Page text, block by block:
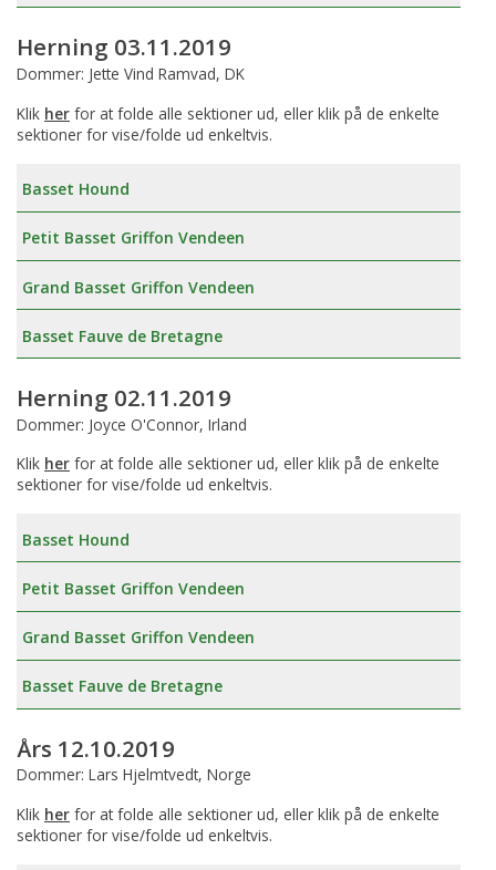
Herning 03.11.2019
Dommer: Jette Vind Ramvad, DK
Klik her for at folde alle sektioner ud, eller klik på de enkelte
sektioner for vise/folde ud enkeltvis.
Basset Hound
Petit Basset Griffon Vendeen
Grand Basset Griffon Vendeen
Basset Fauve de Bretagne
Herning 02.11.2019
Dommer: Joyce O'Connor, Irland
Klik her for at folde alle sektioner ud, eller klik på de enkelte
sektioner for vise/folde ud enkeltvis.
Basset Hound
Petit Basset Griffon Vendeen
Grand Basset Griffon Vendeen
Basset Fauve de Bretagne
Års 12.10.2019
Dommer: Lars Hjelmtvedt, Norge
Klik her for at folde alle sektioner ud, eller klik på de enkelte
sektioner for vise/folde ud enkeltvis.